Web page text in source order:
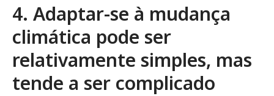
4. Adaptar-se à mudança
climática pode ser
relativamente simples, mas
tende a ser complicado